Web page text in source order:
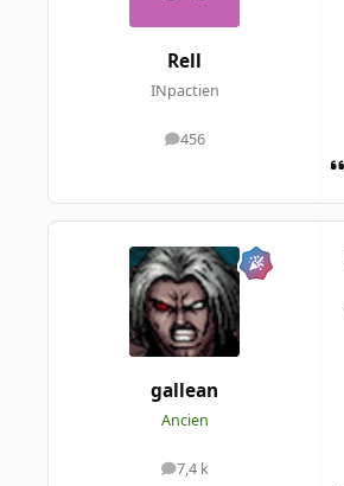
Rell
INpactien
456
messages
gallean
Ancien
7,4 k
messages